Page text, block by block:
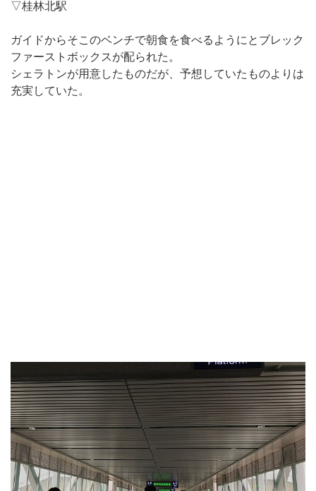
▽桂林北駅
ガイドからそこのベンチで朝食を食べるようにとブレック
ファーストボックスが配られた。
シェラトンが用意したものだが、予想していたものよりは
充実していた。